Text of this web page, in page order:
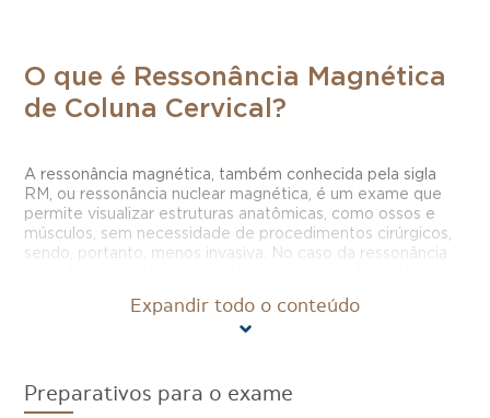
O que é Ressonância Magnética
de Coluna Cervical?
A ressonância magnética, também conhecida pela sigla
RM, ou ressonância nuclear magnética, é um exame que
permite visualizar estruturas anatômicas, como ossos e
músculos, sem necessidade de procedimentos cirúrgicos,
sendo, portanto, menos invasiva. No caso da ressonância
correspondendo às vértebras C1 a C7.
Ressonância Magnética de
Expandir todo o conteúdo
Preparativos para o exame